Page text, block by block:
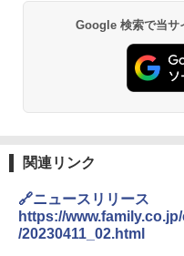
Google 検索で当サ
関連リンク
🔗ニュースリリース
https://
/20230411_02.html